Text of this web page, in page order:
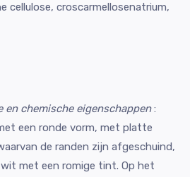
cellulose, croscarmellosenatrium,
en chemische eigenschappen:
een ronde vorm, met platte
de randen zijn afgeschuind,
met een romige tint. Op het